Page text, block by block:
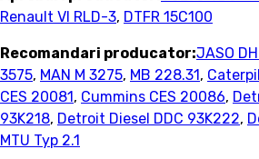
Renault VI RLD-3, DTFR 15C100
Recomandari producator:JASO
3575, MAN M 3275, MB 228.31,
CES 20081, Cummins CES 20086,
93K218, Detroit Diesel DDC 93K222,
MTU Typ 2.1